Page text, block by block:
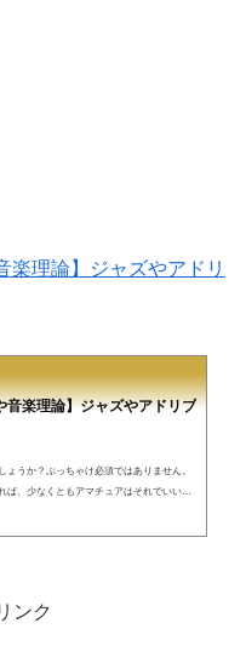
楽理論】ジャズやアドリ
音楽理論】ジャズやアドリブ
うか？ぶっちゃけ必須ではありません。
ば、少なくともアマチュアはそれでいいと
ンク